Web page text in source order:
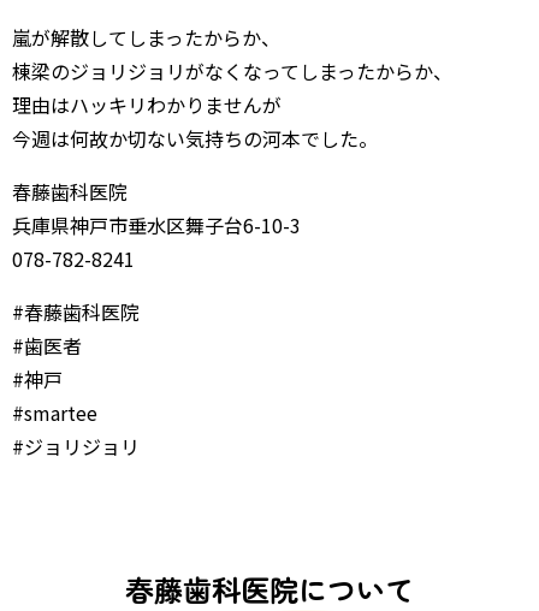
嵐が解散してしまったからか、
棟梁のジョリジョリがなくなってしまったからか、
理由はハッキリわかりませんが
今週は何故か切ない気持ちの河本でした。
春藤歯科医院
兵庫県神戸市垂水区舞子台6-10-3
078-782-8241
#春藤歯科医院
#歯医者
#神戸
#smartee
#ジョリジョリ
春藤歯科医院について